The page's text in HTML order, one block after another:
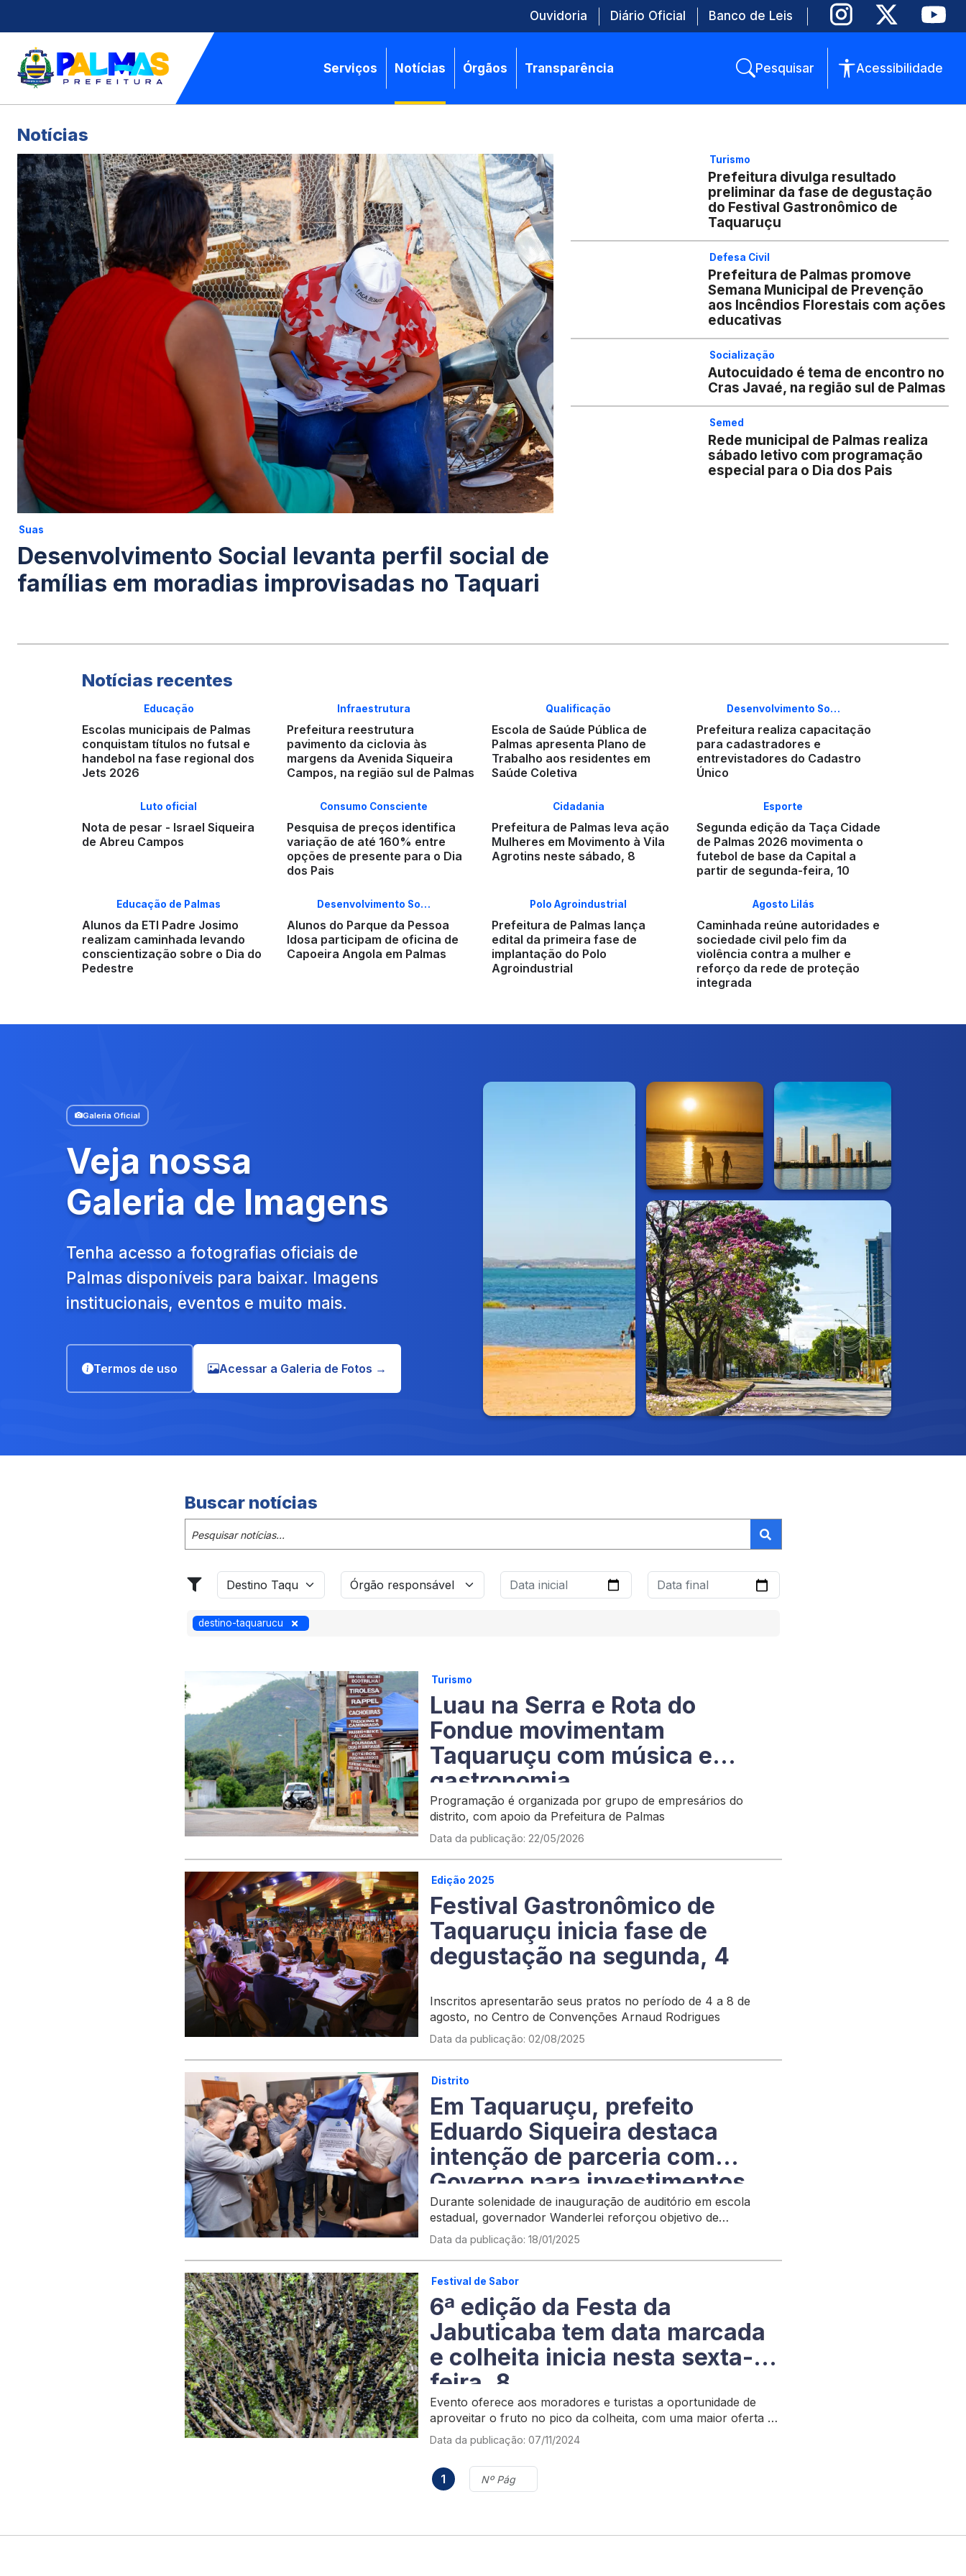
Ouvidoria Diário Oficial Banco de Leis
Serviços Notícias Órgãos Transparência Pesquisar Acessibilidade
Notícias
Suas
Desenvolvimento Social levanta perfil social de
famílias em moradias improvisadas no Taquari
Turismo
Prefeitura divulga resultado
preliminar da fase de degustação
do Festival Gastronômico de
Taquaruçu
Defesa Civil
Prefeitura de Palmas promove
Semana Municipal de Prevenção
aos Incêndios Florestais com ações
educativas
Socialização
Autocuidado é tema de encontro no
Cras Javaé, na região sul de Palmas
Semed
Rede municipal de Palmas realiza
sábado letivo com programação
especial para o Dia dos Pais
Notícias recentes
Educação
Escolas municipais de Palmas
conquistam títulos no futsal e
handebol na fase regional dos
Jets 2026
Infraestrutura
Prefeitura reestrutura
pavimento da ciclovia às
margens da Avenida Siqueira
Campos, na região sul de Palmas
Qualificação
Escola de Saúde Pública de
Palmas apresenta Plano de
Trabalho aos residentes em
Saúde Coletiva
Desenvolvimento So…
Prefeitura realiza capacitação
para cadastradores e
entrevistadores do Cadastro
Único
Luto oficial
Nota de pesar - Israel Siqueira
de Abreu Campos
Consumo Consciente
Pesquisa de preços identifica
variação de até 160% entre
opções de presente para o Dia
dos Pais
Cidadania
Prefeitura de Palmas leva ação
Mulheres em Movimento à Vila
Agrotins neste sábado, 8
Esporte
Segunda edição da Taça Cidade
de Palmas 2026 movimenta o
futebol de base da Capital a
partir de segunda-feira, 10
Educação de Palmas
Alunos da ETI Padre Josimo
realizam caminhada levando
conscientização sobre o Dia do
Pedestre
Desenvolvimento So…
Alunos do Parque da Pessoa
Idosa participam de oficina de
Capoeira Angola em Palmas
Polo Agroindustrial
Prefeitura de Palmas lança
edital da primeira fase de
implantação do Polo
Agroindustrial
Agosto Lilás
Caminhada reúne autoridades e
sociedade civil pelo fim da
violência contra a mulher e
reforço da rede de proteção
integrada
Galeria Oficial
Veja nossa
Galeria de Imagens
Tenha acesso a fotografias oficiais de
Palmas disponíveis para baixar. Imagens
institucionais, eventos e muito mais.
Termos de uso Acessar a Galeria de Fotos →
Buscar notícias
destino-taquarucu
Turismo
Luau na Serra e Rota do
Fondue movimentam
Taquaruçu com música e
gastronomia
Programação é organizada por grupo de empresários do
distrito, com apoio da Prefeitura de Palmas
Data da publicação: 22/05/2026
Edição 2025
Festival Gastronômico de
Taquaruçu inicia fase de
degustação na segunda, 4
Inscritos apresentarão seus pratos no período de 4 a 8 de
agosto, no Centro de Convenções Arnaud Rodrigues
Data da publicação: 02/08/2025
Distrito
Em Taquaruçu, prefeito
Eduardo Siqueira destaca
intenção de parceria com
Governo para investimentos
Durante solenidade de inauguração de auditório em escola
estadual, governador Wanderlei reforçou objetivo de
estabelecer parcerias com a Prefeitura de Palmas
Data da publicação: 18/01/2025
Festival de Sabor
6ª edição da Festa da
Jabuticaba tem data marcada
e colheita inicia nesta sexta-
feira, 8
Evento oferece aos moradores e turistas a oportunidade de
aproveitar o fruto no pico da colheita, com uma maior oferta de
produtos frescos
Data da publicação: 07/11/2024
1